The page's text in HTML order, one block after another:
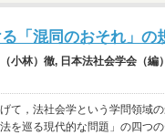
「混同のおそれ」の
小林）徹, 日本法社会学会（
て，法社会学という学問領域
を巡る現代的な問題」の四つ